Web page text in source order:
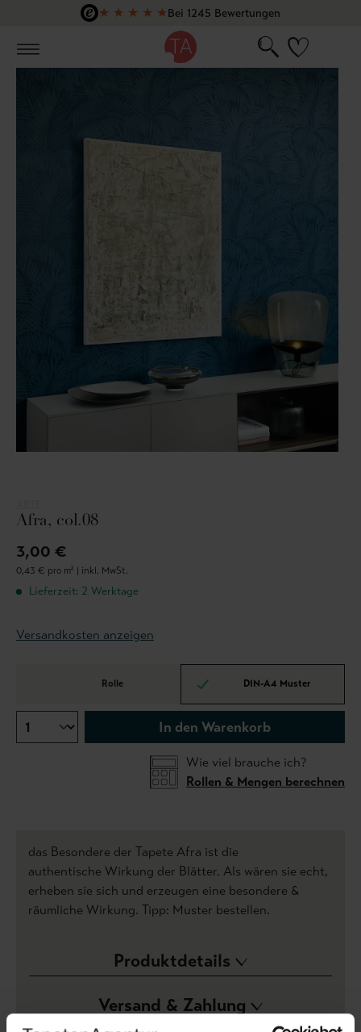
Zum Hauptinhalt springen
★ ★ ★ ★ ★Bei 1245 Bewertungen
Afra, col.08
3,00 €
0,43 € pro m² | inkl. MwSt.
Lieferzeit: 2 Werktage
Versandkosten anzeigen
Rolle DIN-A4 Muster
In den Warenkorb
Wie viel brauche ich?
Rollen & Mengen berechnen
das Besondere der Tapete Afra ist die
authentische Wirkung der Blätter. Als wären sie echt,
erheben sie sich und erzeugen eine besondere &
räumliche Wirkung. Tipp: Muster bestellen.
Produktdetails
Versand & Zahlung